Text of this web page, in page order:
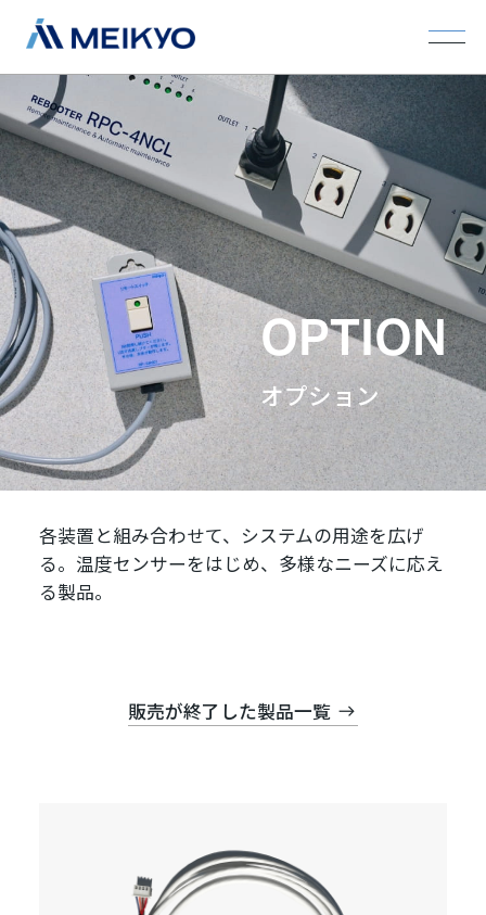
OPTION
オプション
各装置と組み合わせて、システムの用途を広げ
る。温度センサーをはじめ、多様なニーズに応え
る製品。
販売が終了した製品一覧